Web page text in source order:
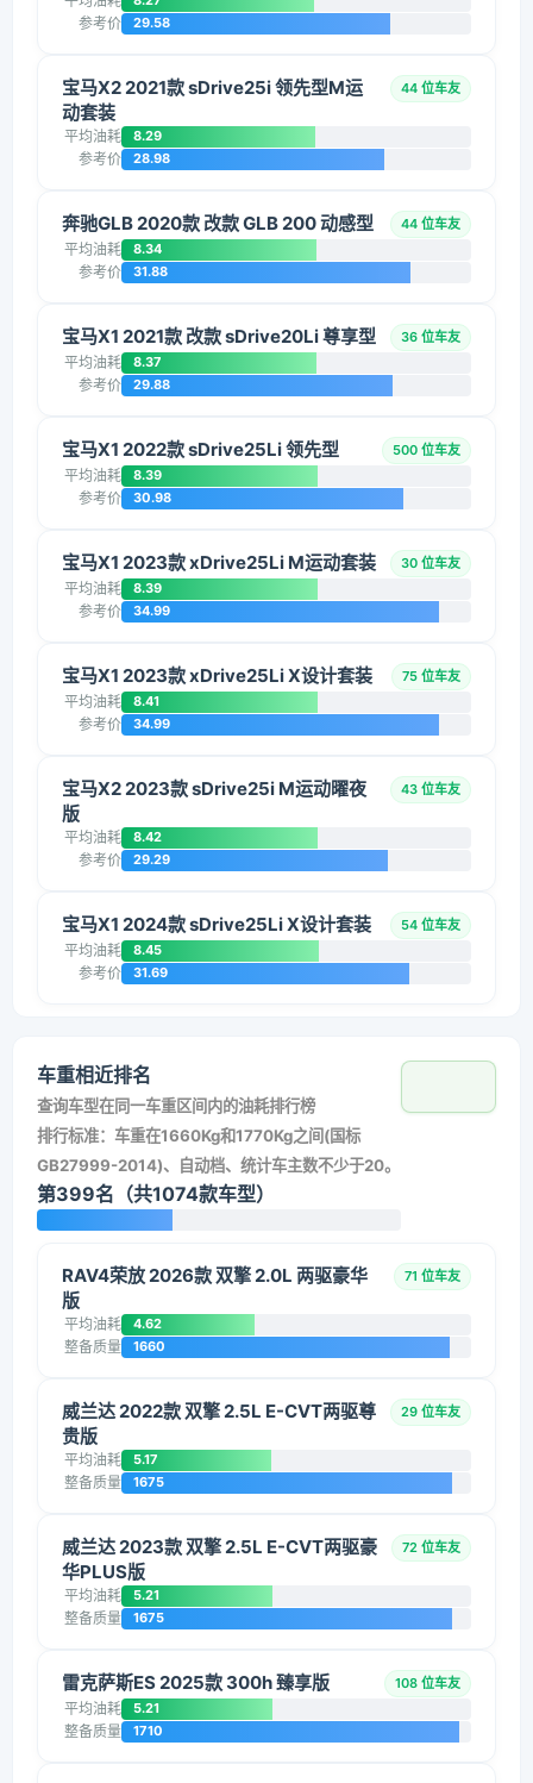
参考价 29.58
宝马X2 2021款 sDrive25i 领先型M运
动套装
44 位车友
平均油耗 8.29
参考价 28.98
奔驰GLB 2020款 改款 GLB 200 动感型 44 位车友
平均油耗 8.34
参考价 31.88
宝马X1 2021款 改款 sDrive20Li 尊享型 36 位车友
平均油耗 8.37
参考价 29.88
宝马X1 2022款 sDrive25Li 领先型 500 位车友
平均油耗 8.39
参考价 30.98
宝马X1 2023款 xDrive25Li M运动套装 30 位车友
平均油耗 8.39
参考价 34.99
宝马X1 2023款 xDrive25Li X设计套装 75 位车友
平均油耗 8.41
参考价 34.99
宝马X2 2023款 sDrive25i M运动曜夜
版
43 位车友
平均油耗 8.42
参考价 29.29
宝马X1 2024款 sDrive25Li X设计套装 54 位车友
平均油耗 8.45
参考价 31.69
车重相近排名
查询车型在同一车重区间内的油耗排行榜
排行标准：车重在1660Kg和1770Kg之间(国标
GB27999-2014)、自动档、统计车主数不少于20。
第399名（共1074款车型）
RAV4荣放 2026款 双擎 2.0L 两驱豪华
版
71 位车友
平均油耗 4.62
整备质量 1660
威兰达 2022款 双擎 2.5L E-CVT两驱尊
贵版
29 位车友
平均油耗 5.17
整备质量 1675
威兰达 2023款 双擎 2.5L E-CVT两驱豪
华PLUS版
72 位车友
平均油耗 5.21
整备质量 1675
雷克萨斯ES 2025款 300h 臻享版 108 位车友
平均油耗 5.21
整备质量 1710